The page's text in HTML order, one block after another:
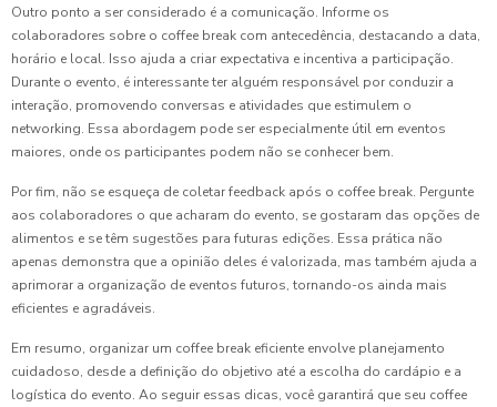
Outro ponto a ser considerado é a comunicação. Informe os
colaboradores sobre o coffee break com antecedência, destacando a data,
horário e local. Isso ajuda a criar expectativa e incentiva a participação.
Durante o evento, é interessante ter alguém responsável por conduzir a
interação, promovendo conversas e atividades que estimulem o
networking. Essa abordagem pode ser especialmente útil em eventos
maiores, onde os participantes podem não se conhecer bem.
Por fim, não se esqueça de coletar feedback após o coffee break. Pergunte
aos colaboradores o que acharam do evento, se gostaram das opções de
alimentos e se têm sugestões para futuras edições. Essa prática não
apenas demonstra que a opinião deles é valorizada, mas também ajuda a
aprimorar a organização de eventos futuros, tornando-os ainda mais
eficientes e agradáveis.
Em resumo, organizar um coffee break eficiente envolve planejamento
cuidadoso, desde a definição do objetivo até a escolha do cardápio e a
logística do evento. Ao seguir essas dicas, você garantirá que seu coffee